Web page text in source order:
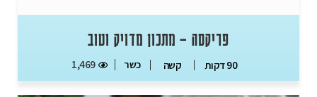
פריקסה – מתכון מדויק וטוב
90 דקות קשה כשר 1,469